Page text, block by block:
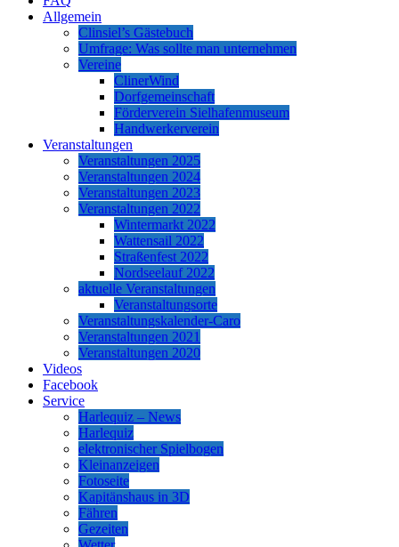
Allgemein
Clinsiel’s Gästebuch
Umfrage: Was sollte man unternehmen
Vereine
ClinerWind
Dorfgemeinschaft
Förderverein Sielhafenmuseum
Handwerkerverein
Veranstaltungen
Veranstaltungen 2025
Veranstaltungen 2024
Veranstaltungen 2023
Veranstaltungen 2022
Wintermarkt 2022
Wattensail 2022
Straßenfest 2022
Nordseelauf 2022
aktuelle Veranstaltungen
Veranstaltungsorte
Veranstaltungskalender-Caro
Veranstaltungen 2021
Veranstaltungen 2020
Videos
Facebook
Service
Harlequiz – News
Harlequiz
elektronischer Spielbogen
Kleinanzeigen
Fotoseite
Kapitänshaus in 3D
Fähren
Gezeiten